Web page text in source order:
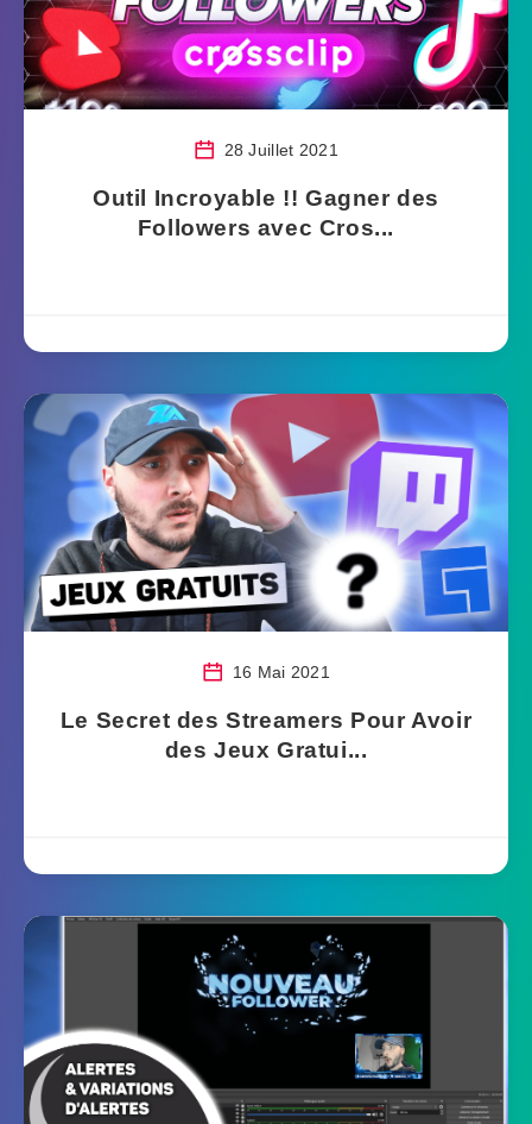
28 Juillet 2021
Outil Incroyable !! Gagner des
Followers avec Cros...
16 Mai 2021
Le Secret des Streamers Pour Avoir
des Jeux Gratui...